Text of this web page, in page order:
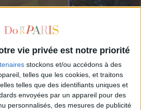
vie privée est notre priorité
stockons et/ou accédons à des
telles que les cookies, et traitons
telles que des identifiants uniques et
envoyées par un appareil pour des
personnalisés, des mesures de publicité
DONNENT ENVIE DE SE TARTINER